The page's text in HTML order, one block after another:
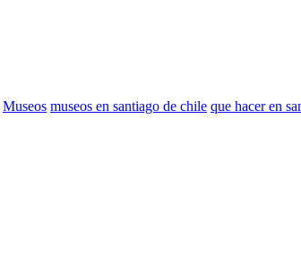
Museos museos en santiago de chile que hacer en